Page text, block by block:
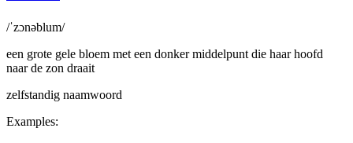
/ˈzɔnəblum/
een grote gele bloem met een donker middelpunt die haar hoofd
naar de zon draait
zelfstandig naamwoord
Examples: